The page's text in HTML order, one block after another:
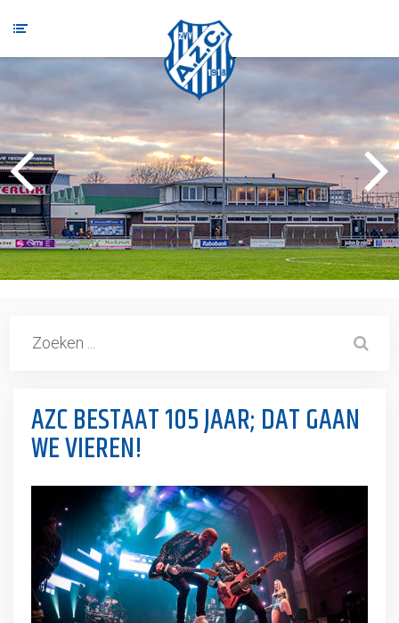
AZC BESTAAT 105 JAAR; DAT GAAN
WE VIEREN!